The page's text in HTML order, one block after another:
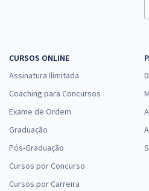
CURSOS ONLINE
Assinatura Ilimitada
Coaching para Concursos
Exame de Ordem
Graduação
Pós-Graduação
Cursos por Concurso
Cursos por Carreira